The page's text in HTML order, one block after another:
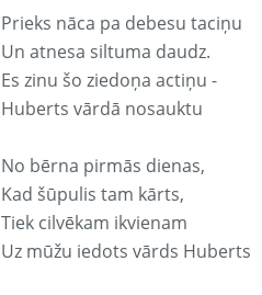
Prieks nāca pa debesu taciņu
Un atnesa siltuma daudz.
Es zinu šo ziedoņa actiņu -
Huberts vārdā nosauktu
No bērna pirmās dienas,
Kad šūpulis tam kārts,
Tiek cilvēkam ikvienam
Uz mūžu iedots vārds Huberts